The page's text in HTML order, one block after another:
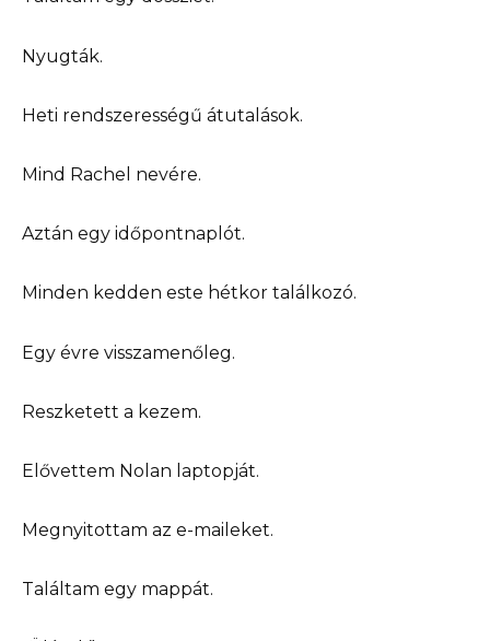
Nyugták.
Heti rendszerességű átutalások.
Mind Rachel nevére.
Aztán egy időpontnaplót.
Minden kedden este hétkor találkozó.
Egy évre visszamenőleg.
Reszketett a kezem.
Elővettem Nolan laptopját.
Megnyitottam az e-maileket.
Találtam egy mappát.